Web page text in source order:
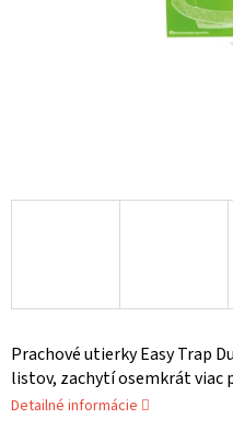
Prachové utierky Easy Trap
listov, zachytí osemkrát viac
Detailné informácie